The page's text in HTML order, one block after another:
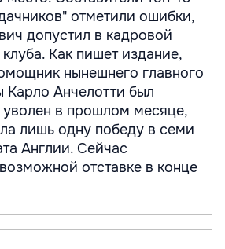
отметили ошибки,
допустил в кадровой
Как пишет издание,
нынешнего главного
Карло Анчелотти был
в прошлом месяце,
лишь одну победу в семи
Англии. Сейчас
отставке в конце